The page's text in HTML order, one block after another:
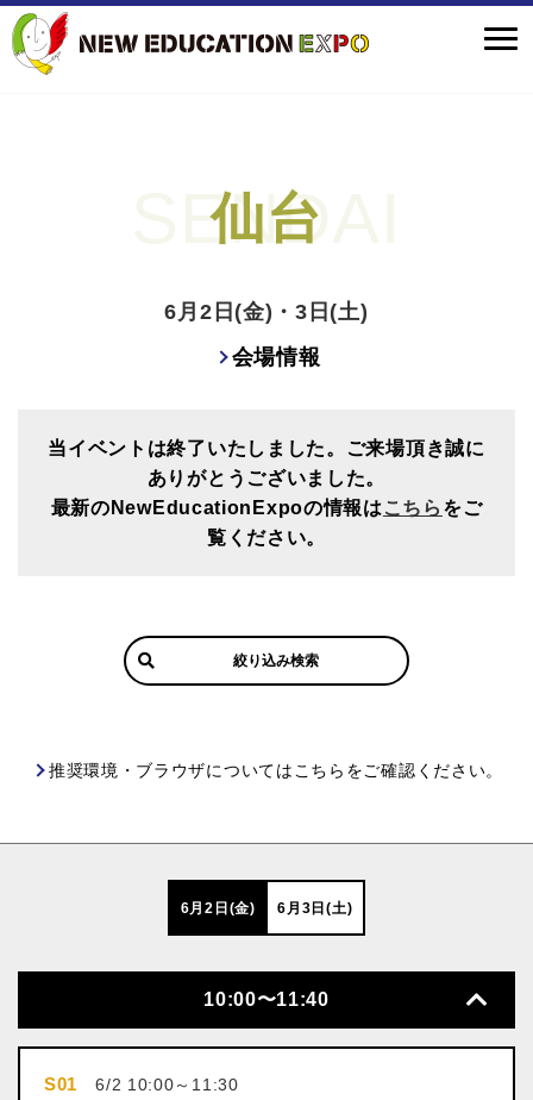
仙台
6月2日(金)・3日(土)
会場情報
当イベントは終了いたしました。ご来場頂き誠に
ありがとうございました。
最新のNewEducationExpoの情報は こちら をご
覧ください。
絞り込み検索
推奨環境・ブラウザについてはこちらをご確認ください。
6月2日(金) 6月3日(土)
10:00〜11:40
S01 6/2 10:00～11:30